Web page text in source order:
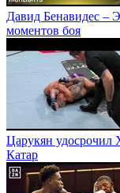
Давид Бенавидес –
моментов боя
Царукян удосрочил
Катар